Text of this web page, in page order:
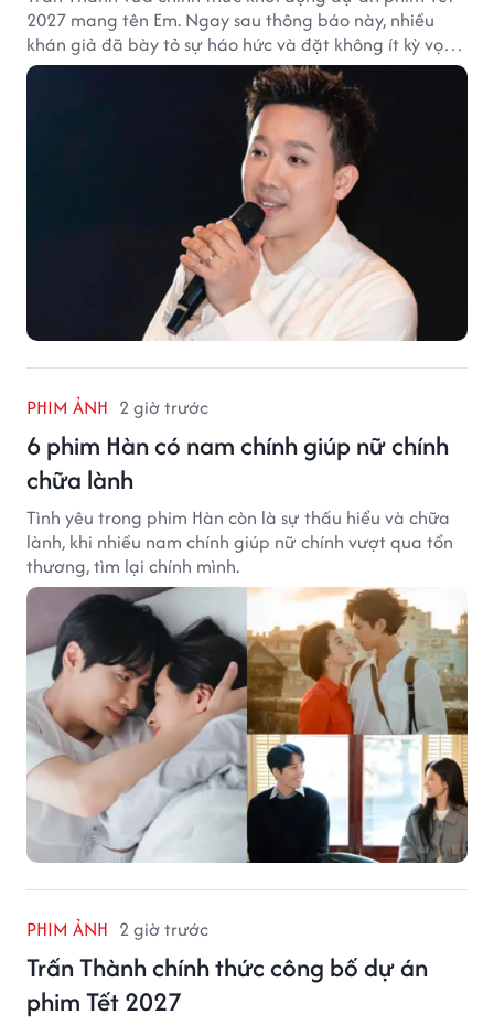
2027 mang tên Em. Ngay sau thông báo này, nhiều
khán giả đã bày tỏ sự háo hức và đặt không ít kỳ vọng
vào bộ phim mới của Trấn Thành.
PHIM ẢNH 2 giờ trước
6 phim Hàn có nam chính giúp nữ chính
chữa lành
Tình yêu trong phim Hàn còn là sự thấu hiểu và chữa
lành, khi nhiều nam chính giúp nữ chính vượt qua tổn
thương, tìm lại chính mình.
PHIM ẢNH 2 giờ trước
Trấn Thành chính thức công bố dự án
phim Tết 2027